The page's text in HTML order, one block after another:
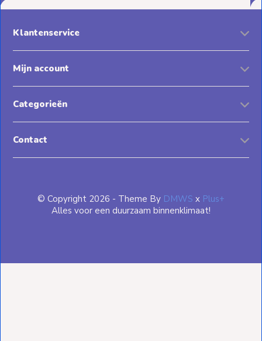
Klantenservice
Mijn account
Categorieën
Contact
© Copyright 2026 - Theme By DMWS x Plus+
Alles voor een duurzaam binnenklimaat!